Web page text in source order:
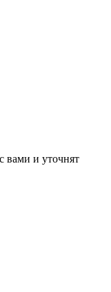
вами и уточнят